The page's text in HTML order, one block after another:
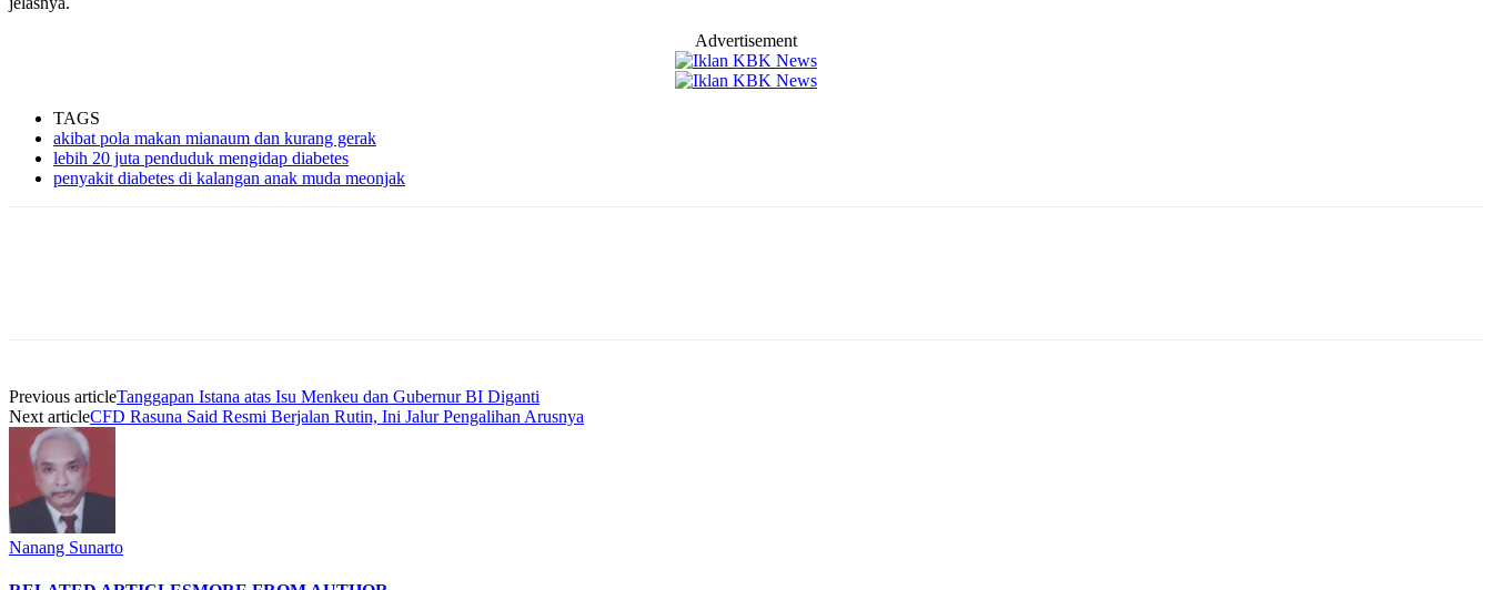
Advertisement
TAGS
akibat pola makan mianaum dan kurang gerak
lebih 20 juta penduduk mengidap diabetes
penyakit diabetes di kalangan anak muda meonjak
Previous articleTanggapan Istana atas Isu Menkeu dan Gubernur BI Diganti
Next articleCFD Rasuna Said Resmi Berjalan Rutin, Ini Jalur Pengalihan Arusnya
Nanang Sunarto